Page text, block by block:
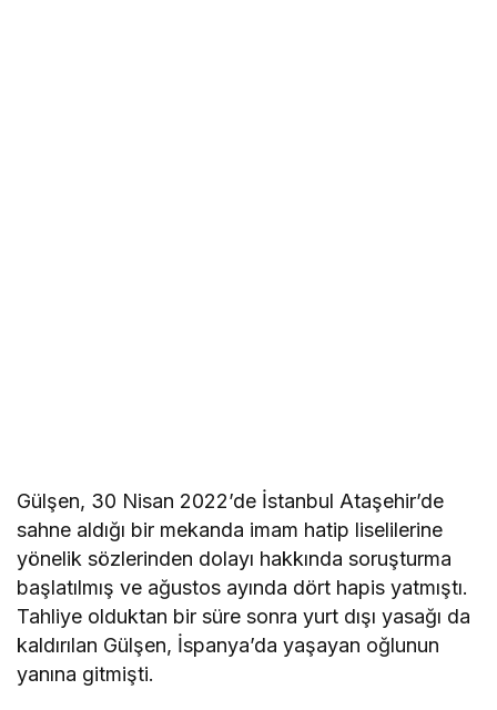
Gülşen, 30 Nisan 2022’de İstanbul Ataşehir’de
sahne aldığı bir mekanda imam hatip liselilerine
yönelik sözlerinden dolayı hakkında soruşturma
başlatılmış ve ağustos ayında dört hapis yatmıştı.
Tahliye olduktan bir süre sonra yurt dışı yasağı da
kaldırılan Gülşen, İspanya’da yaşayan oğlunun
yanına gitmişti.